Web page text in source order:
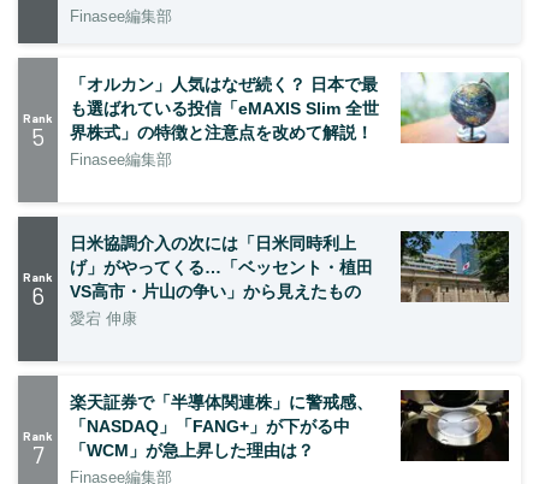
Finasee編集部
Rank
5
「オルカン」人気はなぜ続く？ 日本で最
も選ばれている投信「eMAXIS Slim 全世
界株式」の特徴と注意点を改めて解説！
Finasee編集部
Rank
6
日米協調介入の次には「日米同時利上
げ」がやってくる…「ベッセント・植田
VS高市・片山の争い」から見えたもの
愛宕 伸康
Rank
7
楽天証券で「半導体関連株」に警戒感、
「NASDAQ」「FANG+」が下がる中
「WCM」が急上昇した理由は？
Finasee編集部